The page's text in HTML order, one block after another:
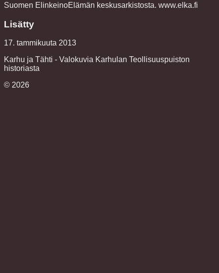
Suomen ElinkeinoElämän keskusarkistosta. www.elka.fi
Lisätty
17. tammikuuta 2013
Karhu ja Tähti - Valokuvia Karhulan Teollisuuspuiston
historiasta
© 2026